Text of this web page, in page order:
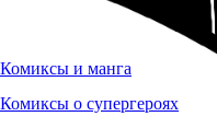
Комиксы и манга
Комиксы о супергероях